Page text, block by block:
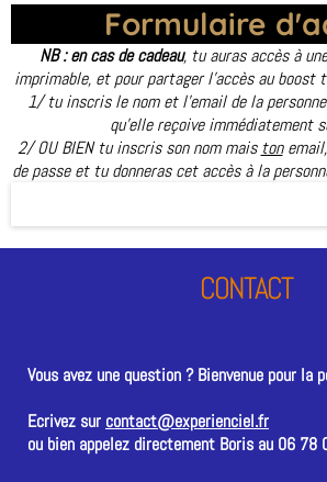
Formulaire
NB : en cas de cadeau, tu auras accès à
imprimable, et pour partager l'accès au boost
1/ tu inscris le nom et l'email de la
qu'elle reçoive immédiatement
2/ OU BIEN tu inscris son nom mais ton
de passe et tu donneras cet accès à la
CONTACT
Vous avez une question ? Bienvenue pour la
Ecrivez sur contact@experienciel.fr
ou bien appelez directement Boris au 06 78